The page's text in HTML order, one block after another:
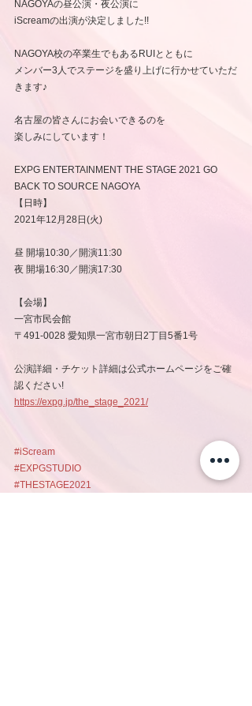
NAGOYAの昼公演・夜公演に
iScreamの出演が決定しました!!
NAGOYA校の卒業生でもあるRUIとともに
メンバー3人でステージを盛り上げに行かせていただ
きます♪
名古屋の皆さんにお会いできるのを
楽しみにしています！
EXPG ENTERTAINMENT THE STAGE 2021 GO
BACK TO SOURCE NAGOYA
【日時】
2021年12月28日(火)
昼 開場10:30／開演11:30
夜 開場16:30 ／開演17:30
【会場】
一宮市民会館
〒491-0028 愛知県一宮市朝日2丁目5番1号
公演詳細・チケット詳細は公式ホームページをご確
認ください!
https://expg.jp/the_stage_2021/
#iScream
#EXPGSTUDIO
#THESTAGE2021